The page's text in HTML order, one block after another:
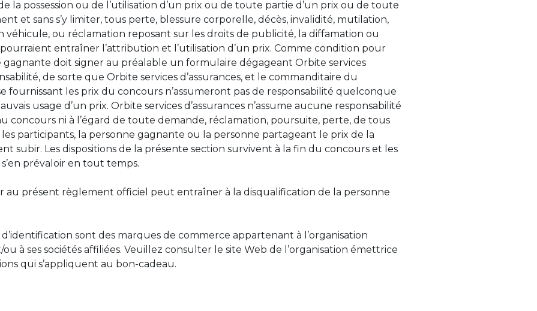
la possession ou de l’utilisation d’un prix ou de toute partie d’un prix ou de toute
et sans s’y limiter, tous perte, blessure corporelle, décès, invalidité, mutilation,
véhicule, ou réclamation reposant sur les droits de publicité, la diffamation ou
pourraient entraîner l’attribution et l’utilisation d’un prix. Comme condition pour
doit signer au préalable un formulaire dégageant Orbite services
de sorte que Orbite services d’assurances, et le commanditaire du
les prix du concours n’assumeront pas de responsabilité quelconque
usage d’un prix. Orbite services d’assurances n’assume aucune responsabilité
concours ni à l’égard de toute demande, réclamation, poursuite, perte, de tous
participants, la personne gagnante ou la personne partageant le prix de la
subir. Les dispositions de la présente section survivent à la fin du concours et les
prévaloir en tout temps.
au présent règlement officiel peut entraîner à la disqualification de la personne
sont des marques de commerce appartenant à l’organisation
à ses sociétés affiliées. Veuillez consulter le site Web de l’organisation émettrice
qui s’appliquent au bon-cadeau.